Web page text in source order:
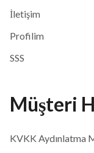
İletişim
Profilim
SSS
Müşteri
KVKK Aydınlatma